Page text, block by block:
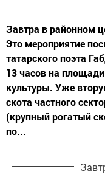
Завтра в районном
Это мероприятие
татарского поэта
13 часов на
культуры. Уже
скота частного
(крупный рогатый
по...